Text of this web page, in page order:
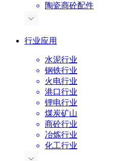
陶瓷商砼配件
行业应用
水泥行业
钢铁行业
火电行业
港口行业
锂电行业
煤炭矿山
商砼行业
冶炼行业
化工行业